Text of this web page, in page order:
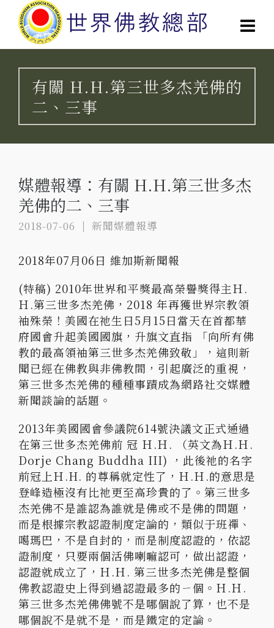
有關 H.H.第三世多杰羌佛的
二、三事
媒體報導：有關 H.H.第三世多杰
羌佛的二、三事
2018-07-06 新聞媒體報導
2018年07月06日 維加斯新聞報
(特稿) 2010年世界和平獎最高榮譽獎得主Ｈ.
Ｈ.第三世多杰羌佛，2018 年再獲世界宗教領
袖殊榮！美國在祂生日5月15日當天在首都華
府國會升起美國國旗，升旗文直指 「向所有佛
教的最高領袖第三世多杰羌佛致敬」，這則新
聞已經在佛教與非佛教間，引起廣泛的重視，
第三世多杰羌佛的種種事蹟成為網路社交媒體
新聞談論的話題。
2013年美國國會參議院614號決議文正式通過
在第三世多杰羌佛前 冠 Ｈ.Ｈ. （英文為Ｈ.Ｈ.
Dorje Chang Buddha III) ，此後祂的名字
前冠上Ｈ.H. 的尊稱就定性了，Ｈ.Ｈ.的意思是
登峰造極沒有比祂更至高珍貴的了。第三世多
杰羌佛不是誰認為誰就是佛或不是佛的問題，
而是根據宗教認證制度定論的，類似于班禪、
噶瑪巴，不是自封的，而是制度認證的，依認
證制度，只要兩個活佛喇嘛認可，做出認證，
認證就成立了，Ｈ.Ｈ. 第三世多杰羌佛是整個
佛教認證史上得到過認證最多的ㄧ個。Ｈ.Ｈ.
第三世多杰羌佛佛號不是哪個說了算，也不是
哪個說不是就不是，而是鐵定的定論。